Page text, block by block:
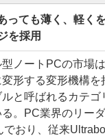
っても薄く、軽く
を採用
ノートPCの市場
形する変形機構を
と呼ばれるカテゴ
。PC業界のリー
でおり、従来